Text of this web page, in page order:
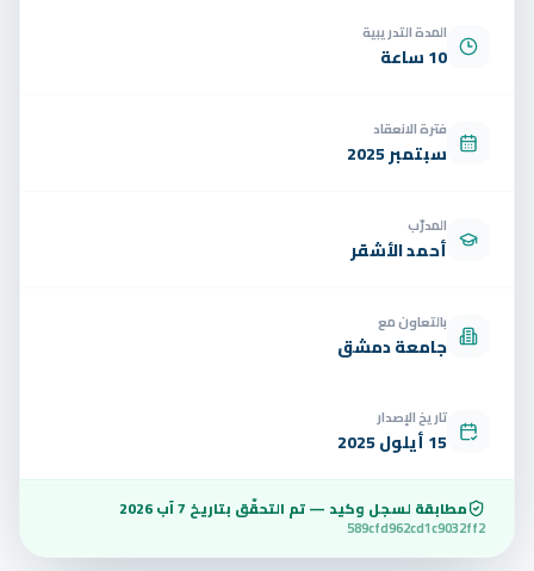
المدة التدريبية
10 ساعة
فترة الانعقاد
سبتمبر 2025
المدرّب
أحمد الأشقر
بالتعاون مع
جامعة دمشق
تاريخ الإصدار
15 أيلول 2025
مطابقة لسجل وكيد — تم التحقّق بتاريخ 7 آب 2026
589cfd962cd1c9032ff2